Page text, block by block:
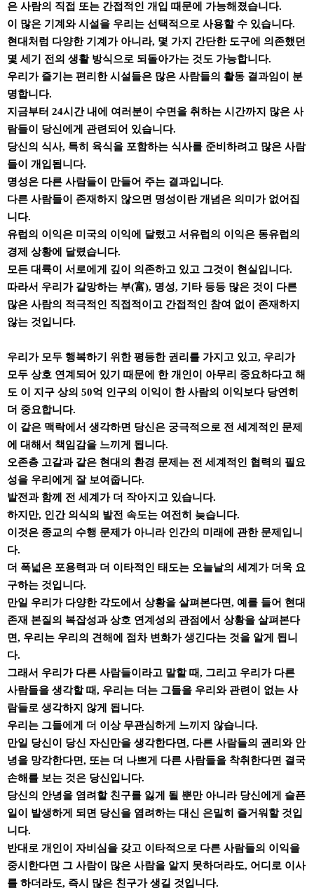
은 사람의 직접 또는 간접적인 개입 때문에 가능해졌습니다.
이 많은 기계와 시설을 우리는 선택적으로 사용할 수 있습니다.
현대처럼 다양한 기계가 아니라, 몇 가지 간단한 도구에 의존했던
몇 세기 전의 생활 방식으로 되돌아가는 것도 가능합니다.
우리가 즐기는 편리한 시설들은 많은 사람들의 활동 결과임이 분
명합니다.
지금부터 24시간 내에 여러분이 수면을 취하는 시간까지 많은 사
람들이 당신에게 관련되어 있습니다.
당신의 식사, 특히 육식을 포함하는 식사를 준비하려고 많은 사람
들이 개입됩니다.
명성은 다른 사람들이 만들어 주는 결과입니다.
다른 사람들이 존재하지 않으면 명성이란 개념은 의미가 없어집
니다.
유럽의 이익은 미국의 이익에 달렸고 서유럽의 이익은 동유럽의
경제 상황에 달렸습니다.
모든 대륙이 서로에게 깊이 의존하고 있고 그것이 현실입니다.
따라서 우리가 갈망하는 부(富), 명성, 기타 등등 많은 것이 다른
많은 사람의 적극적인 직접적이고 간접적인 참여 없이 존재하지
않는 것입니다.
우리가 모두 행복하기 위한 평등한 권리를 가지고 있고, 우리가
모두 상호 연계되어 있기 때문에 한 개인이 아무리 중요하다고 해
도 이 지구 상의 50억 인구의 이익이 한 사람의 이익보다 당연히
더 중요합니다.
이 같은 맥락에서 생각하면 당신은 궁극적으로 전 세계적인 문제
에 대해서 책임감을 느끼게 됩니다.
오존층 고갈과 같은 현대의 환경 문제는 전 세계적인 협력의 필요
성을 우리에게 잘 보여줍니다.
발전과 함께 전 세계가 더 작아지고 있습니다.
하지만, 인간 의식의 발전 속도는 여전히 늦습니다.
이것은 종교의 수행 문제가 아니라 인간의 미래에 관한 문제입니
다.
더 폭넓은 포용력과 더 이타적인 태도는 오늘날의 세계가 더욱 요
구하는 것입니다.
만일 우리가 다양한 각도에서 상황을 살펴본다면, 예를 들어 현대
존재 본질의 복잡성과 상호 연계성의 관점에서 상황을 살펴본다
면, 우리는 우리의 견해에 점차 변화가 생긴다는 것을 알게 됩니
다.
그래서 우리가 다른 사람들이라고 말할 때, 그리고 우리가 다른
사람들을 생각할 때, 우리는 더는 그들을 우리와 관련이 없는 사
람들로 생각하지 않게 됩니다.
우리는 그들에게 더 이상 무관심하게 느끼지 않습니다.
만일 당신이 당신 자신만을 생각한다면, 다른 사람들의 권리와 안
녕을 망각한다면, 또는 더 나쁘게 다른 사람들을 착취한다면 결국
손해를 보는 것은 당신입니다.
당신의 안녕을 염려할 친구를 잃게 될 뿐만 아니라 당신에게 슬픈
일이 발생하게 되면 당신을 염려하는 대신 은밀히 즐거워할 것입
니다.
반대로 개인이 자비심을 갖고 이타적으로 다른 사람들의 이익을
중시한다면 그 사람이 많은 사람을 알지 못하더라도, 어디로 이사
를 하더라도, 즉시 많은 친구가 생길 것입니다.